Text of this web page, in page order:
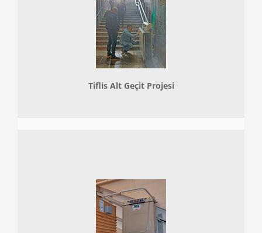
Tiflis Alt Geçit Projesi